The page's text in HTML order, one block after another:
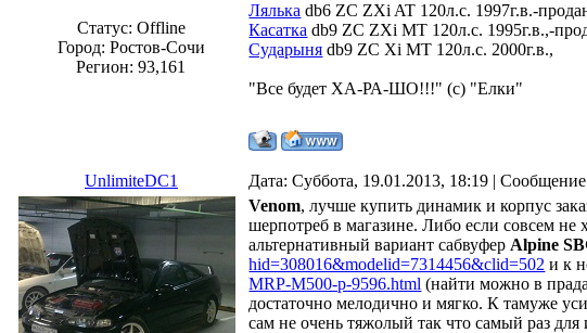
Статус: Offline
Город: Ростов-Сочи
Регион: 93,161
Лялька db6 ZC ZXi AT 120л.с. 1997г.в.-
Касатка db9 ZC ZXi MT 120л.с. 1995г.в.,-
Сударыня db9 ZC Xi MT 120л.с. 2000г.в.,
"Все будет ХА-РА-ШО!!!" (с) "Елки"
UnlimiteDC1 Дата: Суббота, 19.01.2013, 18:19 |
Venom, лучше купить динамик и корпус
шерпотреб в магазине. Либо если совсем не
альтернативный вариант сабвуфер Alpine
hid=308016&modelid=7314456&clid=502 и к
MRP-M500-p-9596.html (найти можно в
достаточно мелодично и мягко. К тамуже
сам не очень тяжолый так что самый раз для